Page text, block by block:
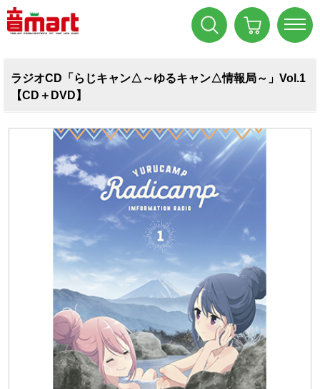
ラジオCD「らじキャン△～ゆるキャン△情報局～」Vol.1
【CD＋DVD】